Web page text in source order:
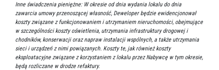
Inne świadczenia pieniężne: W okresie od dnia wydania lokalu do dnia
zawarcia umowy przenoszącej własność, Deweloper będzie ewidencjonował
koszty związane z funkcjonowaniem i utrzymaniem nieruchomości, obejmujące
w szczególności koszty oświetlenia, utrzymania infrastruktury drogowej i
chodników, konserwacji oraz napraw instalacji wspólnych, a także utrzymania
sieci i urządzeń z nimi powiązanych. Koszty te, jak również koszty
eksploatacyjne związane z korzystaniem z lokalu przez Nabywcę w tym okresie,
będą rozliczane w drodze refaktury.